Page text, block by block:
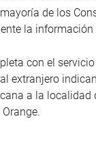
de los
la
con el servicio
extranjero
a la localidad